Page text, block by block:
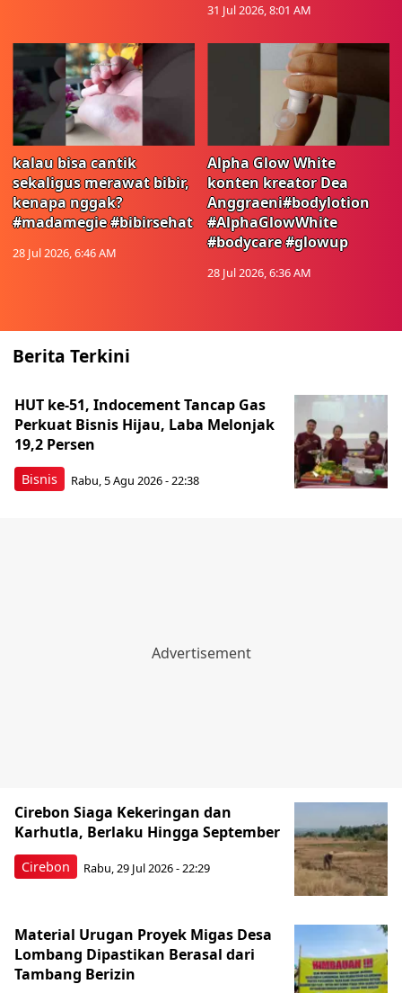
31 Jul 2026, 8:01 AM
kalau bisa cantik
sekaligus merawat bibir,
kenapa nggak?
#madamegie #bibirsehat
28 Jul 2026, 6:46 AM
Alpha Glow White
konten kreator Dea
Anggraeni#bodylotion
#AlphaGlowWhite
#bodycare #glowup
28 Jul 2026, 6:36 AM
Berita Terkini
Bisnis
HUT ke-51, Indocement Tancap Gas
Perkuat Bisnis Hijau, Laba Melonjak
19,2 Persen
Rabu, 5 Agu 2026 - 22:38
Cirebon
Cirebon Siaga Kekeringan dan
Karhutla, Berlaku Hingga September
Rabu, 29 Jul 2026 - 22:29
Material Urugan Proyek Migas Desa
Lombang Dipastikan Berasal dari
Tambang Berizin